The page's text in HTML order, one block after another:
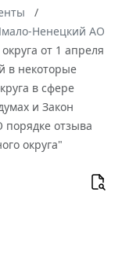
Ненецкий АО
от 1 апреля
в некоторые
в сфере
и Закон
порядке отзыва
округа"